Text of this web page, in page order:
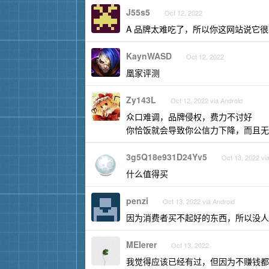
J55s5 Oct 12, 2022
A 品牌太难吃了，所以你这网站说它
KaynWASD Oct 12, 2022
凰家评测
Zy143L Oct 12, 2022 via Android
众口难调，品牌侵权，费力不讨好
你恰饭就会导致你公信力下降，而且
3g5Q18e931D24Yv5 Oct 13, 2022
什么值得买
penzi Oct 13, 2022 via Android
因为消费者买不起好的东西，所以没
MEIerer Oct 13, 2022
我觉得应该已经有过，但因为不赚钱